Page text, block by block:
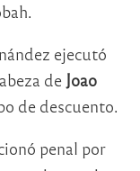
ejecutó
de Joao
de descuento.
penal por